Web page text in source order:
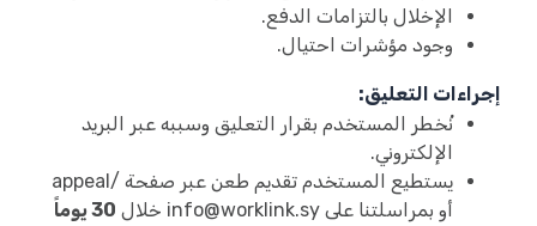
الإخلال بالتزامات الدفع.
وجود مؤشرات احتيال.
إجراءات التعليق:
نُخطر المستخدم بقرار التعليق وسببه عبر البريد
الإلكتروني.
يستطيع المستخدم تقديم طعن عبر صفحة /appeal
أو بمراسلتنا على info@worklink.sy خلال 30 يوماً